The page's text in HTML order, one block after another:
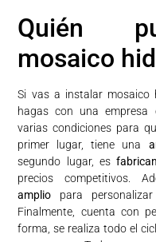
Quién
mosaico
Si vas a instalar mosaico
hagas con una empresa
varias condiciones para
primer lugar, tiene una
segundo lugar, es
precios competitivos.
amplio para
Finalmente, cuenta con
forma, se realiza todo el